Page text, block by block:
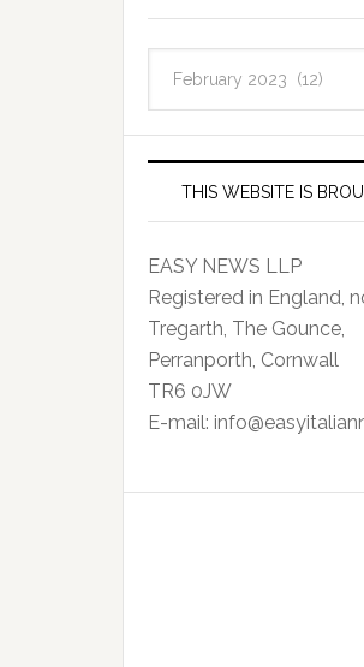
Archives
THIS WEBSITE IS
EASY NEWS LLP
Registered in England,
Tregarth, The Gounce,
Perranporth, Cornwall
TR6 0JW
E-mail: